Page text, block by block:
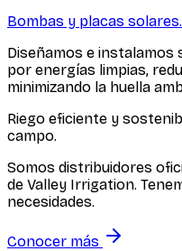
Bombas y placas solares.
Diseñamos e instalamos
por energías limpias,
minimizando la huella
Riego eficiente y
campo.
Somos distribuidores
de Valley Irrigation.
necesidades.
Conocer más